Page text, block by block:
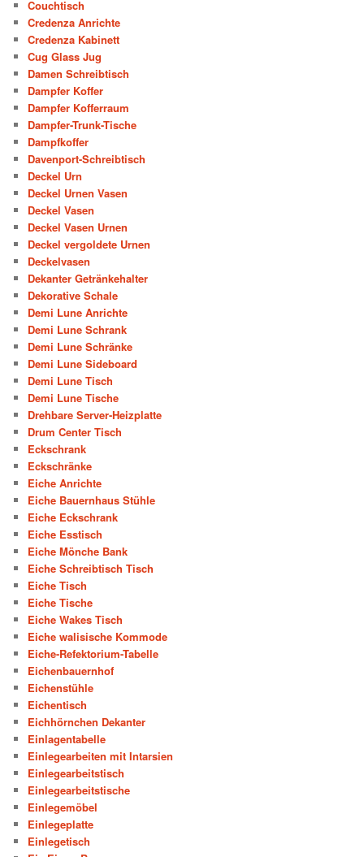
Couchtisch
Credenza Anrichte
Credenza Kabinett
Cug Glass Jug
Damen Schreibtisch
Dampfer Koffer
Dampfer Kofferraum
Dampfer-Trunk-Tische
Dampfkoffer
Davenport-Schreibtisch
Deckel Urn
Deckel Urnen Vasen
Deckel Vasen
Deckel Vasen Urnen
Deckel vergoldete Urnen
Deckelvasen
Dekanter Getränkehalter
Dekorative Schale
Demi Lune Anrichte
Demi Lune Schrank
Demi Lune Schränke
Demi Lune Sideboard
Demi Lune Tisch
Demi Lune Tische
Drehbare Server-Heizplatte
Drum Center Tisch
Eckschrank
Eckschränke
Eiche Anrichte
Eiche Bauernhaus Stühle
Eiche Eckschrank
Eiche Esstisch
Eiche Mönche Bank
Eiche Schreibtisch Tisch
Eiche Tisch
Eiche Tische
Eiche Wakes Tisch
Eiche walisische Kommode
Eiche-Refektorium-Tabelle
Eichenbauernhof
Eichenstühle
Eichentisch
Eichhörnchen Dekanter
Einlagentabelle
Einlegearbeiten mit Intarsien
Einlegearbeitstisch
Einlegearbeitstische
Einlegemöbel
Einlegeplatte
Einlegetisch